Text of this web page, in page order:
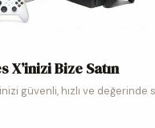
X’inizi Bize Satın
güvenli, hızlı ve değerinde